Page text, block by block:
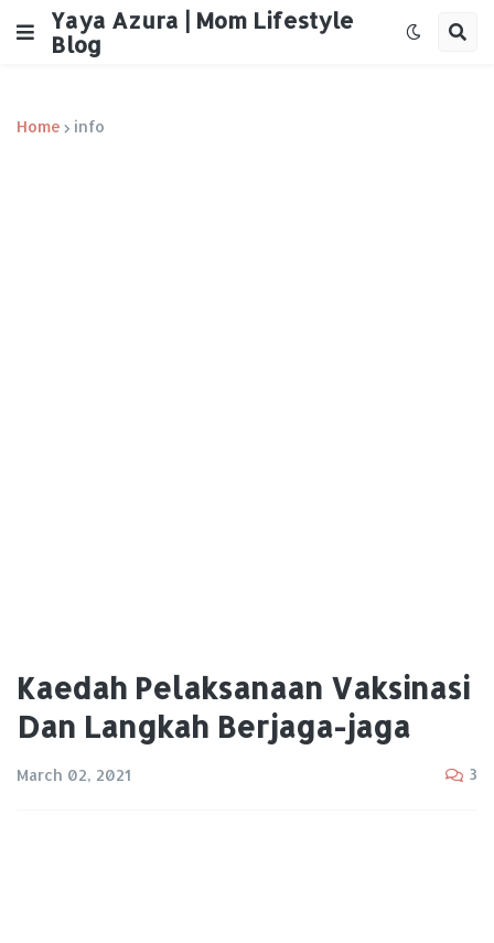
Yaya Azura | Mom Lifestyle
Blog
Home info
Kaedah Pelaksanaan Vaksinasi
Dan Langkah Berjaga-jaga
March 02, 2021 3